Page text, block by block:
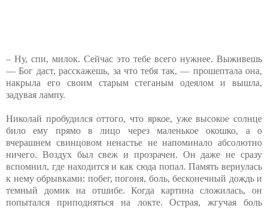
– Ну, спи, милок. Сейчас это тебе всего нужнее. Выживешь
— Бог даст, расскажешь, за что тебя так, — прошептала она,
накрыла его своим старым стеганым одеялом и вышла,
задувая лампу.
Николай пробудился оттого, что яркое, уже высокое солнце
било ему прямо в лицо через маленькое окошко, а о
вчерашнем свинцовом ненастье не напоминало абсолютно
ничего. Воздух был свеж и прозрачен. Он даже не сразу
вспомнил, где находится и как сюда попал. Память вернулась
к нему обрывками: побег, погоня, боль, бесконечный дождь и
темный домик на отшибе. Когда картина сложилась, он
попытался приподняться на локте. Острая, жгучая боль